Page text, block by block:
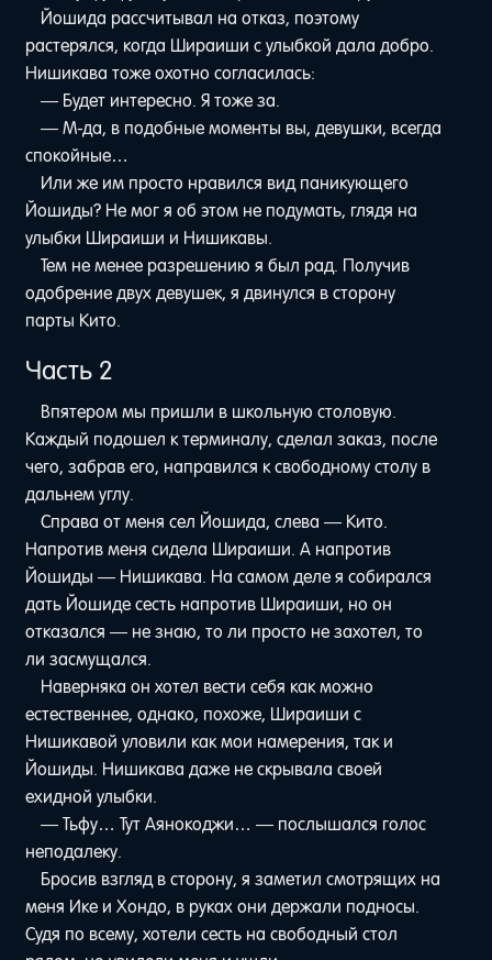
Йошида рассчитывал на отказ, поэтому
растерялся, когда Шираиши с улыбкой дала добро.
Нишикава тоже охотно согласилась:
— Будет интересно. Я тоже за.
— М-да, в подобные моменты вы, девушки, всегда
спокойные…
Или же им просто нравился вид паникующего
Йошиды? Не мог я об этом не подумать, глядя на
улыбки Шираиши и Нишикавы.
Тем не менее разрешению я был рад. Получив
одобрение двух девушек, я двинулся в сторону
парты Кито.
Часть 2
Впятером мы пришли в школьную столовую.
Каждый подошел к терминалу, сделал заказ, после
чего, забрав его, направился к свободному столу в
дальнем углу.
Справа от меня сел Йошида, слева — Кито.
Напротив меня сидела Шираиши. А напротив
Йошиды — Нишикава. На самом деле я собирался
дать Йошиде сесть напротив Шираиши, но он
отказался — не знаю, то ли просто не захотел, то
ли засмущался.
Наверняка он хотел вести себя как можно
естественнее, однако, похоже, Шираиши с
Нишикавой уловили как мои намерения, так и
Йошиды. Нишикава даже не скрывала своей
ехидной улыбки.
— Тьфу… Тут Аянокоджи… — послышался голос
неподалеку.
Бросив взгляд в сторону, я заметил смотрящих на
меня Ике и Хондо, в руках они держали подносы.
Судя по всему, хотели сесть на свободный стол